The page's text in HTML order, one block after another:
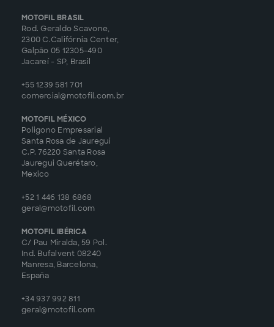
MOTOFIL BRASIL
Rod. Geraldo Scavone,
2300 C.Califórnia Center,
Galpão 05 12305-490
Jacareí - SP, Brasil
+55 1239 581 701
comercial@motofil.com.br
MOTOFIL MÉXICO
Poligono Empresarial
Santa Rosa de Jauregui
C.P. 76220 Santa Rosa
Jauregui Querétaro,
Mexico
+52 1 446 138 6868
geral@motofil.com
MOTOFIL IBÉRICA
C/ Pau Miralda, 59 Pol.
Ind. Bufalvent 08240
Manresa, Barcelona,
España
+34 937 992 811
geral@motofil.com